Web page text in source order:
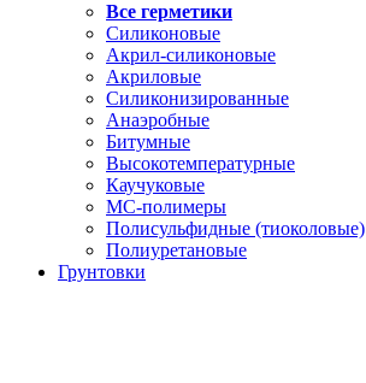
Все герметики
Силиконовые
Акрил-силиконовые
Акриловые
Силиконизированные
Анаэробные
Битумные
Высокотемпературные
Каучуковые
МС-полимеры
Полисульфидные (тиоколовые)
Полиуретановые
Грунтовки